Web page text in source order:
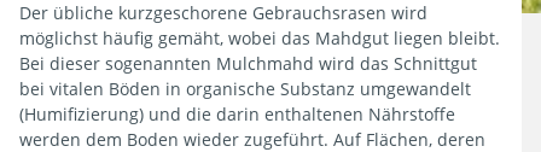
Der übliche kurzgeschorene Gebrauchsrasen wird
möglichst häufig gemäht, wobei das Mahdgut liegen bleibt.
Bei dieser sogenannten Mulchmahd wird das Schnittgut
bei vitalen Böden in organische Substanz umgewandelt
(Humifizierung) und die darin enthaltenen Nährstoffe
werden dem Boden wieder zugeführt. Auf Flächen, deren